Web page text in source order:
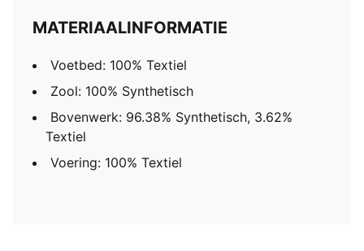
MATERIAALINFORMATIE
Voetbed: 100% Textiel
Zool: 100% Synthetisch
Bovenwerk: 96.38% Synthetisch, 3.62%
Textiel
Voering: 100% Textiel